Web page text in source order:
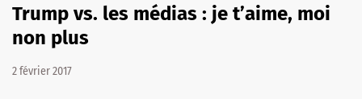
Trump vs. les médias : je t’aime, moi
non plus
2 février 2017